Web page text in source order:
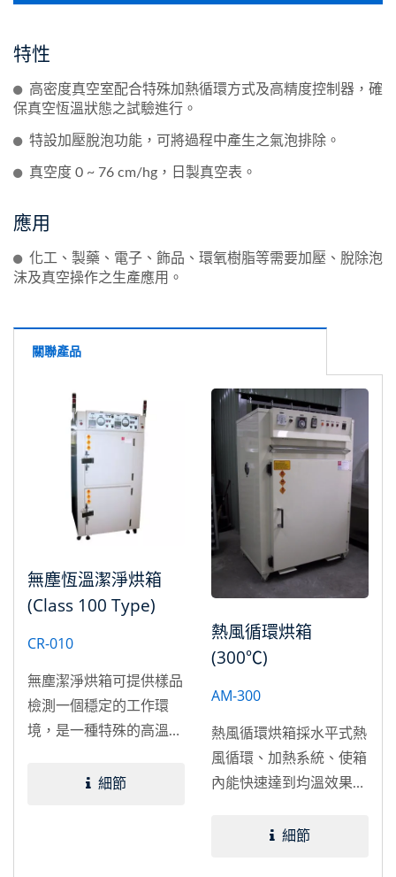
特性
高密度真空室配合特殊加熱循環方式及高精度控制器，確
保真空恆溫狀態之試驗進行。
特設加壓脫泡功能，可將過程中產生之氣泡排除。
真空度 0 ~ 76 cm/hg，日製真空表。
應用
化工、製藥、電子、飾品、環氧樹脂等需要加壓、脫除泡
沫及真空操作之生產應用。
關聯產品
無塵恆溫潔淨烘箱
(Class 100 Type)
CR-010
無塵潔淨烘箱可提供樣品
檢測一個穩定的工作環
境，是一種特殊的高溫淨
閉合循環迴路內的空氣，
細節
熱風循環烘箱
(300℃)
AM-300
熱風循環烘箱採水平式熱
風循環、加熱系統、使箱
內能快速達到均溫效果，
燥／除濕／熟化／實驗千
細節